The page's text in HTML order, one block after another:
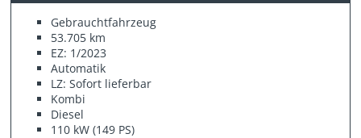
Gebrauchtfahrzeug
53.705 km
EZ: 1/2023
Automatik
LZ: Sofort lieferbar
Kombi
Diesel
110 kW (149 PS)